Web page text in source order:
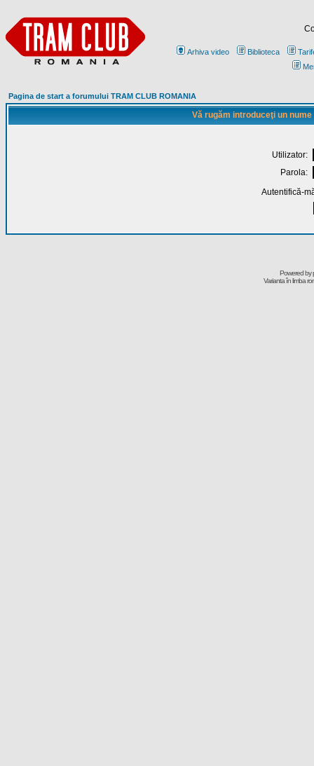
Arhiva video Biblioteca
Pagina de start a forumului TRAM CLUB ROMANIA
Vă rugăm introduceţi un
Utilizator:
Parola:
Autentifică-
Powered by
Varianta în limba